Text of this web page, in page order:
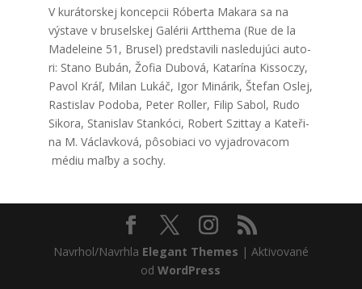
V kurá­tor­skej kon­cep­cii Róber­ta Maka­ra sa na
výsta­ve v bru­sel­skej Galé­rii Artt­he­ma (Rue de la
Made­le­i­ne 51, Bru­sel) pred­sta­vi­li nasle­du­jú­ci auto­
ri: Sta­no Bubán, Žofia Dubo­vá, Kata­rí­na Kis­soc­zy,
Pavol Kráľ, Milan Lukáč, Igor Miná­rik, Šte­fan Oslej,
Ras­ti­slav Podo­ba, Peter Rol­ler, Filip Sabol, Rudo
Siko­ra, Sta­ni­slav Stan­kó­ci, Robert Szit­tay a Kate­ři­
na M. Vác­lav­ko­vá, pôso­bia­ci vo vyjad­ro­va­com
médiu maľ­by a sochy.
Navrhol/Navrhla Elegant Themes | Aktivované
odWordPress